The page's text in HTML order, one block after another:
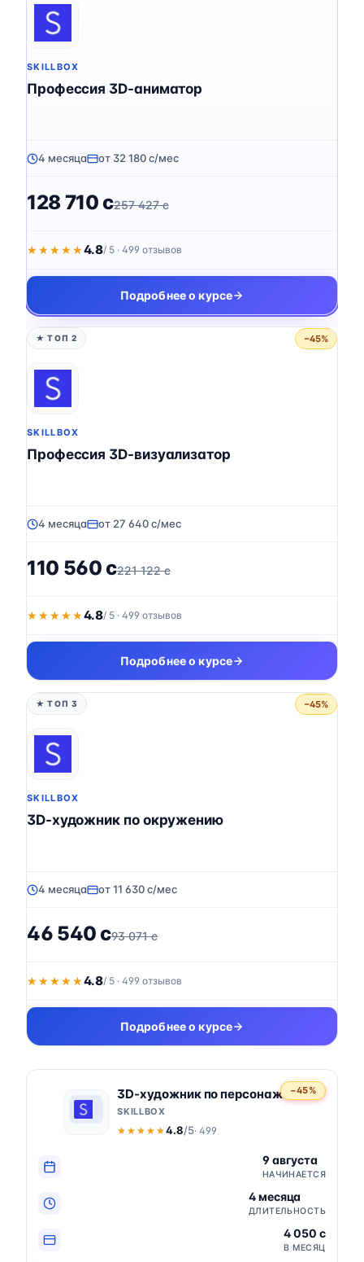
SKILLBOX
Профессия 3D-аниматор
4 месяца от 32 180 c/мес
128 710 c257 427 c
★★★★★
★★★★★4.8/ 5 · 499 отзывов
Подробнее о курсе
★ ТОП 2 −45%
SKILLBOX
Профессия 3D-визуализатор
4 месяца от 27 640 c/мес
110 560 c221 122 c
★★★★★
★★★★★4.8/ 5 · 499 отзывов
Подробнее о курсе
★ ТОП 3 −45%
SKILLBOX
3D-художник по окружению
4 месяца от 11 630 c/мес
46 540 c93 071 c
★★★★★
★★★★★4.8/ 5 · 499 отзывов
Подробнее о курсе
−45%
3D-художник по персонажам
SKILLBOX
★★★★★
★★★★★4.8/5· 499
9 августа
НАЧИНАЕТСЯ
4 месяца
ДЛИТЕЛЬНОСТЬ
4 050 c
В МЕСЯЦ